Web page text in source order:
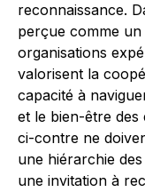
reconnaissance.
perçue comme un
organisations
valorisent la
capacité à
et le bien-être des
ci-contre ne
une hiérarchie
une invitation à